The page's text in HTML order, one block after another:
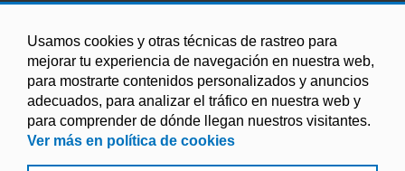
Usamos cookies y otras técnicas de rastreo para
mejorar tu experiencia de navegación en nuestra web,
para mostrarte contenidos personalizados y anuncios
adecuados, para analizar el tráfico en nuestra web y
para comprender de dónde llegan nuestros visitantes.
Ver más en política de cookies
Agenda
Ordenanzas
Entidades y asociaciones